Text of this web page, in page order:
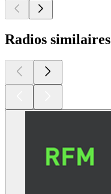
Radios similaires